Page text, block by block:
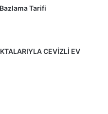
Tarifi
CEVİZLİ EV